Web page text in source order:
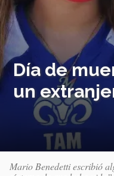
Día de
un
Mario Benedetti escribió